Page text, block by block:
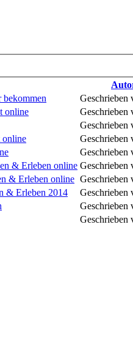
bekommen
Geschrieben
online
Geschrieben
Geschrieben
online
Geschrieben
Geschrieben
& Erleben online Geschrieben
& Erleben online Geschrieben
& Erleben 2014
Geschrieben
Geschrieben
Geschrieben